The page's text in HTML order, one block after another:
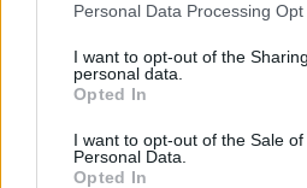
Personal Data Processing
I want to opt-out of the
personal data.
Opted In
I want to opt-out of the Sale of
Personal Data.
Opted In
fatturato fra i 63,5 miliardi di dollari
margine lordo fra il 37,5 percento e
spese operative fra i 5,4 miliardi di
altre entrate/(spese) di 325 milioni
aliquota fiscale del 26,5 percento